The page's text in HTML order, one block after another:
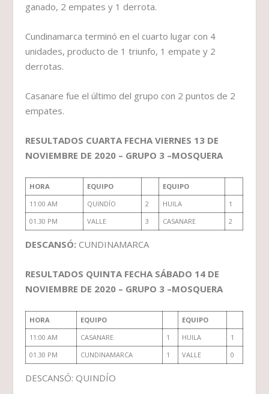
ganado, 2 empates y 1 derrota.
Cundinamarca terminó en el cuarto lugar con 4
unidades, producto de 1 triunfo, 1 empate y 2
derrotas.
Casanare fue el último del grupo con 2 puntos de 2
empates.
RESULTADOS CUARTA FECHA VIERNES 13 DE
NOVIEMBRE DE 2020 – GRUPO 3 –MOSQUERA
HORA EQUIPO
EQUIPO
11:00 AM
QUINDÍO 2 HUILA
1
01.30 PM
VALLE 3 CASANARE 2
DESCANSÓ: CUNDINAMARCA
RESULTADOS QUINTA FECHA SÁBADO 14 DE
NOVIEMBRE DE 2020 – GRUPO 3 –MOSQUERA
HORA EQUIPO
EQUIPO
11:00 AM
CASANARE 1 HUILA
1
01.30 PM
CUNDINAMARCA 1 VALLE 0
DESCANSÓ: QUINDÍO